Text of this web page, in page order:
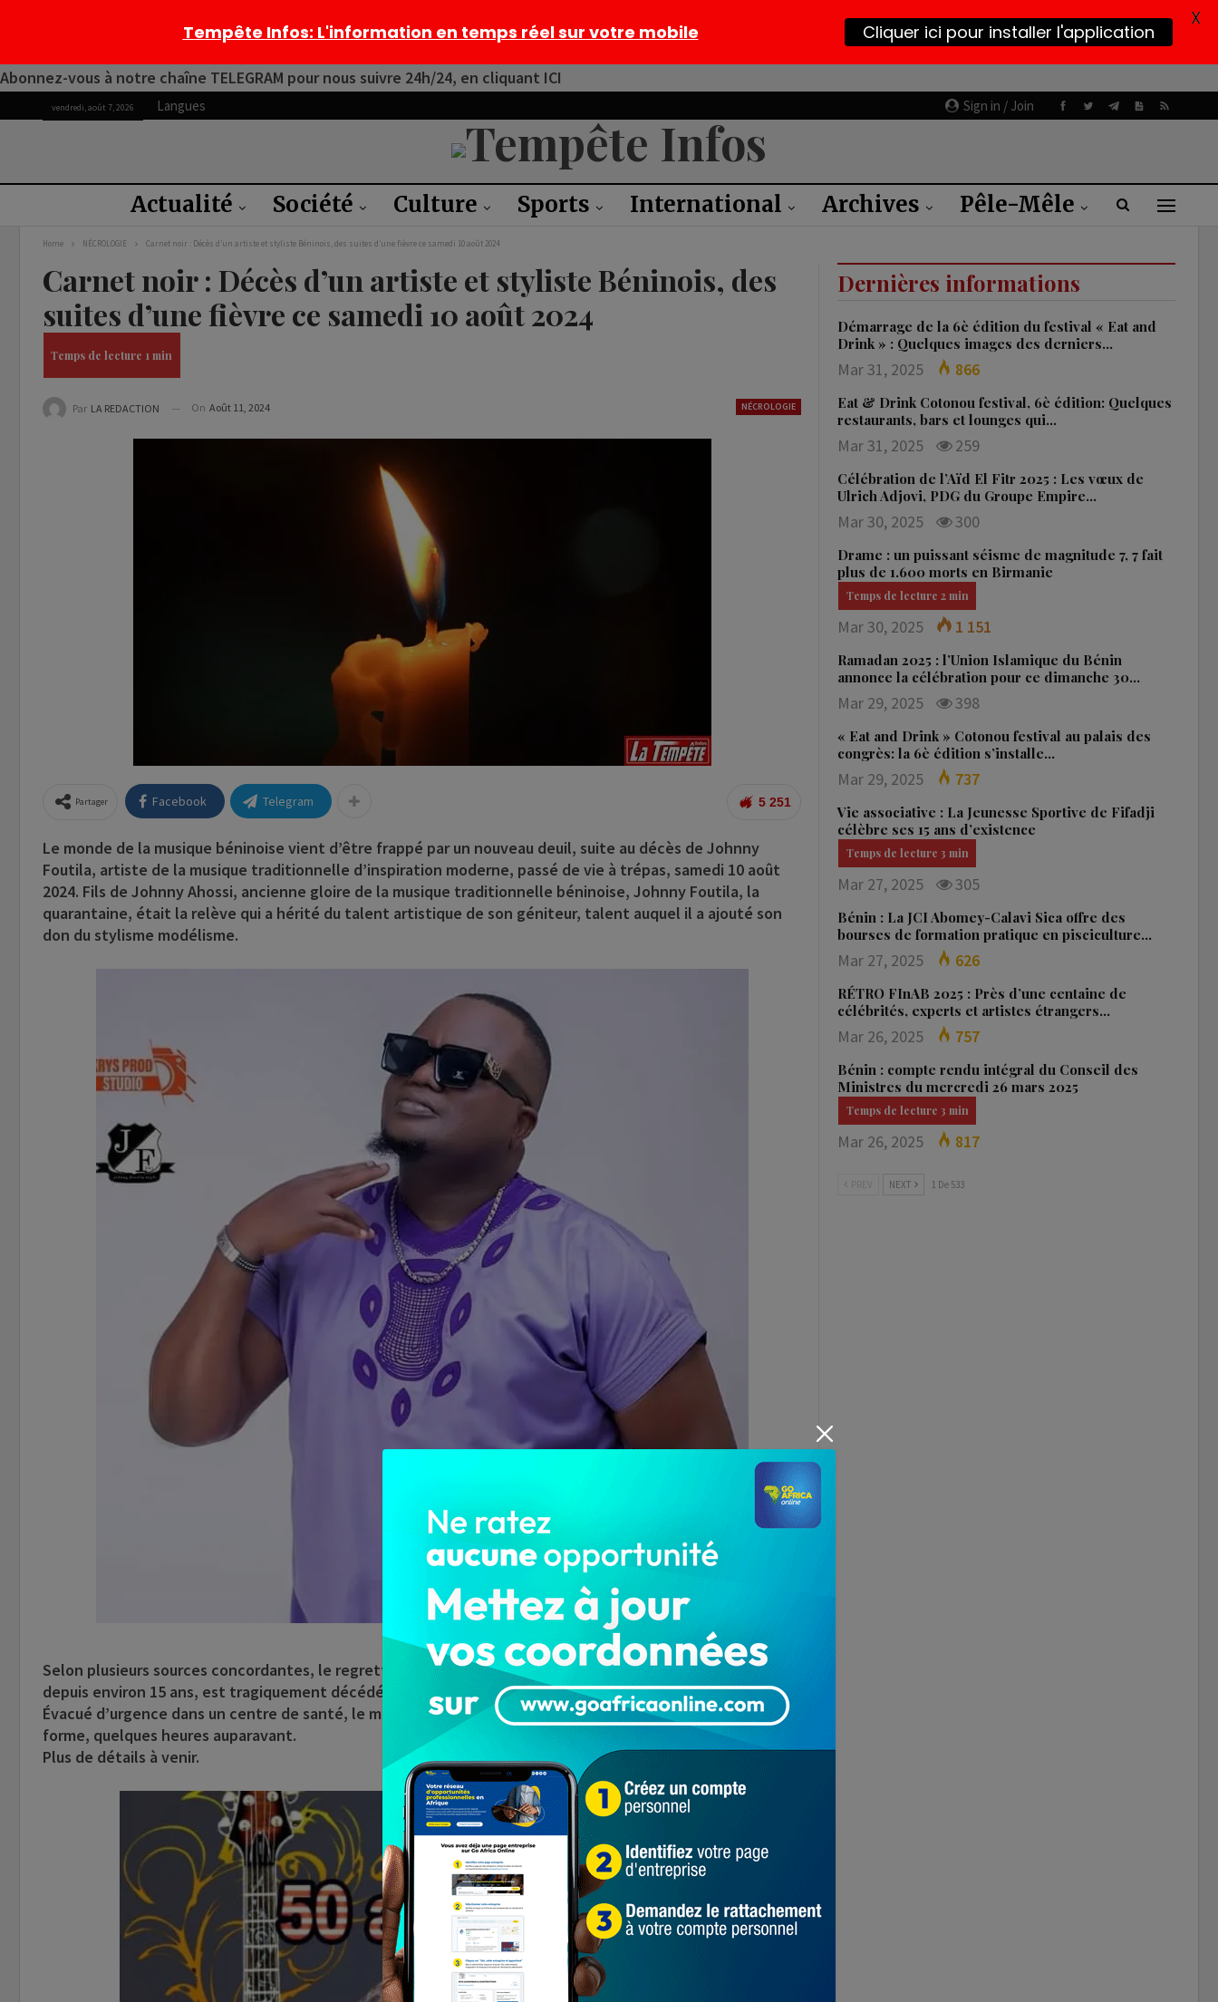
Abonnez-vous à notre chaîne TELEGRAM pour nous suivre 24h/24, en cliquant ICI
Sign in / Join
vendredi, août 7, 2026 Langues
Actualité Société Culture Sports International Archives Pêle-Mêle
Home NÉCROLOGIE Carnet noir : Décès d’un artiste et styliste Béninois, des suites d’une fièvre ce samedi 10 août 2024
Carnet noir : Décès d’un artiste et styliste Béninois, des
suites d’une fièvre ce samedi 10 août 2024
NÉCROLOGIE
Par LA REDACTION On Août 11, 2024
5 251
Partager Facebook Telegram
Le monde de la musique béninoise vient d’être frappé par un nouveau deuil, suite au décès de Johnny
Foutila, artiste de la musique traditionnelle d’inspiration moderne, passé de vie à trépas, samedi 10 août
2024. Fils de Johnny Ahossi, ancienne gloire de la musique traditionnelle béninoise, Johnny Foutila, la
quarantaine, était la relève qui a hérité du talent artistique de son géniteur, talent auquel il a ajouté son
don du stylisme modélisme.
Johnny Foutila
Selon plusieurs sources concordantes, le regretté qui était le promoteur de l’atelier de couture « JF Style »
depuis environ 15 ans, est tragiquement décédé ce samedi 10 août 2024 autour de 18 h suite à une fièvre.
Évacué d’urgence dans un centre de santé, le médecin a confirmé son décès, alors qu’il était en pleine
forme, quelques heures auparavant.
Plus de détails à venir.
Dernières informations
Démarrage de la 6è édition du festival « Eat and
Drink » : Quelques images des derniers…
Mar 31, 2025 866
Eat & Drink Cotonou festival, 6è édition: Quelques
restaurants, bars et lounges qui…
Mar 31, 2025 259
Célébration de l’Aïd El Fitr 2025 : Les vœux de
Ulrich Adjovi, PDG du Groupe Empire…
Mar 30, 2025 300
Drame : un puissant séisme de magnitude 7, 7 fait
plus de 1.600 morts en Birmanie
Mar 30, 2025 1 151
Ramadan 2025 : l’Union Islamique du Bénin
annonce la célébration pour ce dimanche 30…
Mar 29, 2025 398
« Eat and Drink » Cotonou festival au palais des
congrès: la 6è édition s’installe…
Mar 29, 2025 737
Vie associative : La Jeunesse Sportive de Fifadji
célèbre ses 15 ans d’existence
Mar 27, 2025 305
Bénin : La JCI Abomey-Calavi Sica offre des
bourses de formation pratique en pisciculture…
Mar 27, 2025 626
RÉTRO FInAB 2025 : Près d’une centaine de
célébrités, experts et artistes étrangers…
Mar 26, 2025 757
Bénin : compte rendu intégral du Conseil des
Ministres du mercredi 26 mars 2025
Mar 26, 2025 817
NEXT 1 De 533
Tempête Infos: L'information en temps réel sur votre mobile Cliquer ici pour installer l'application
X